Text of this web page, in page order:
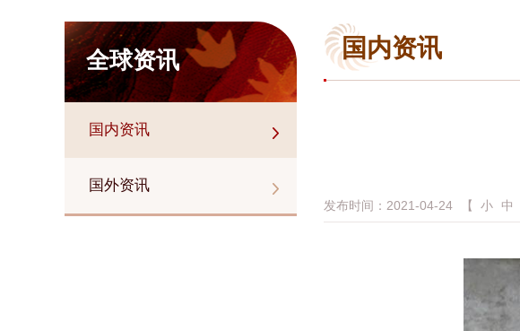
全球资讯
国内资讯
国外资讯
国内资讯
发布时间：2021-04-24 【小 中